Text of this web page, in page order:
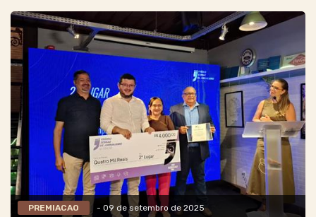
PREMIACAO - 09 de setembro de 2025